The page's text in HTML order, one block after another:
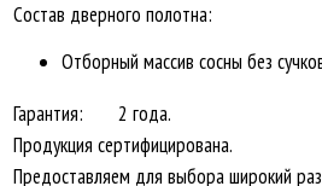
Состав дверного полотна:
Отборный массив сосны без
Гарантия:
2 года.
Продукция сертифицирована.
Предоставляем для выбора широкий